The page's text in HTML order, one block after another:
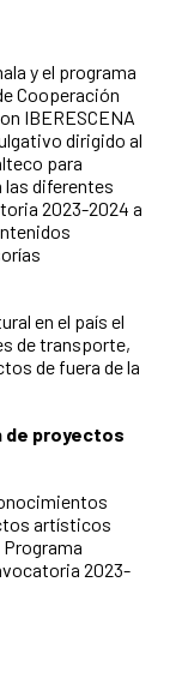
y el programa
Cooperación
IBERESCENA
dirigido al
para
diferentes
2023-2024 a
en el país el
de transporte,
de fuera de la
de proyectos
artísticos
2023-